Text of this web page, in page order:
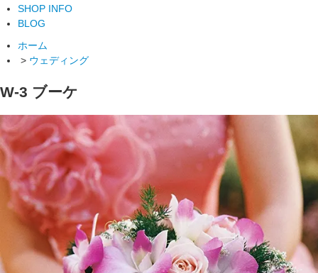
SHOP INFO
BLOG
ホーム
> ウェディング
W-3 ブーケ